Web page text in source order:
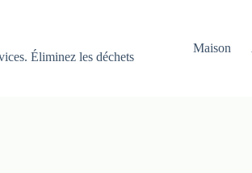
Éliminez les déchets
Maison